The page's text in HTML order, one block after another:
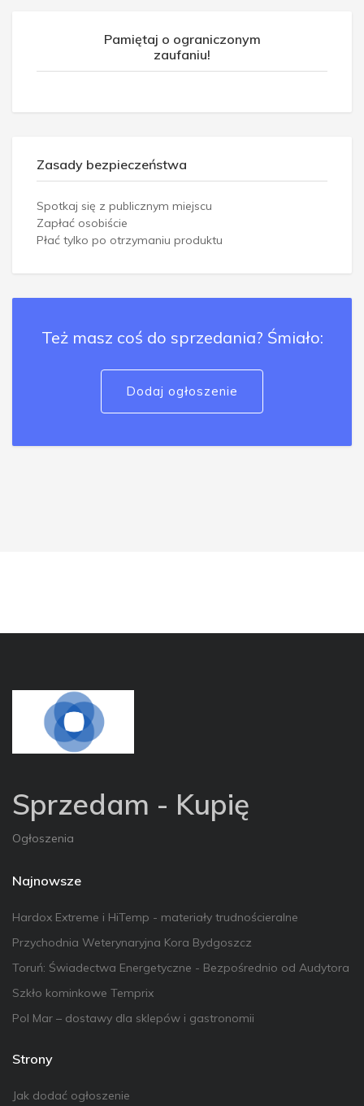
Pamiętaj o ograniczonym
zaufaniu!
Zasady bezpieczeństwa
Spotkaj się z publicznym miejscu
Zapłać osobiście
Płać tylko po otrzymaniu produktu
Też masz coś do sprzedania? Śmiało:
Dodaj ogłoszenie
Sprzedam - Kupię
Ogłoszenia
Najnowsze
Hardox Extreme i HiTemp - materiały trudnościeralne
Przychodnia Weterynaryjna Kora Bydgoszcz
Toruń: Świadectwa Energetyczne - Bezpośrednio od Audytora
Szkło kominkowe Temprix
Pol Mar – dostawy dla sklepów i gastronomii
Strony
Jak dodać ogłoszenie